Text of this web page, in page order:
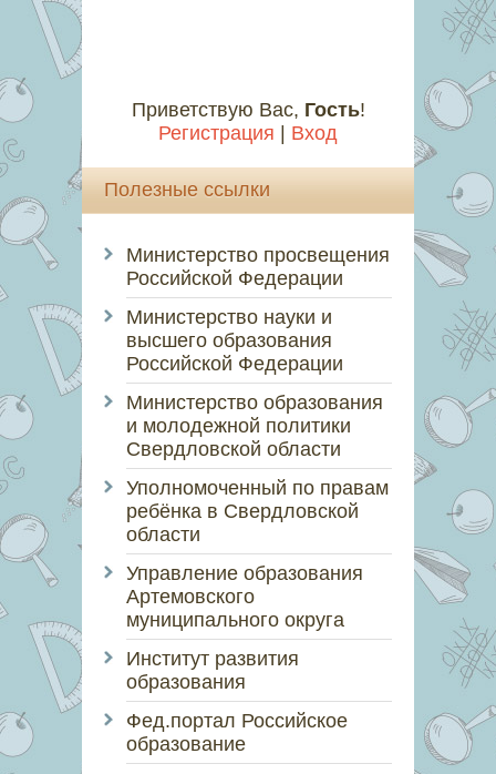
Приветствую Вас, Гость!
Регистрация
Вход
Полезные ссылки
Министерство просвещения
Российской Федерации
Министерство науки и
высшего образования
Российской Федерации
Министерство образования
и молодежной политики
Свердловской области
Уполномоченный по правам
ребёнка в Свердловской
области
Управление образования
Артемовского
муниципального округа
Институт развития
образования
Фед.портал Российское
образование